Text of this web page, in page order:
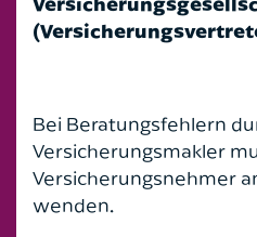
Bei Beratungsfehlern
Versicherungsmakler
Versicherungsnehmer
wenden.